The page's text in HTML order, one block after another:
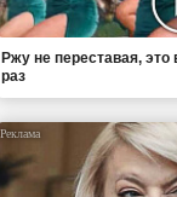
Ржу не переставая,
раз